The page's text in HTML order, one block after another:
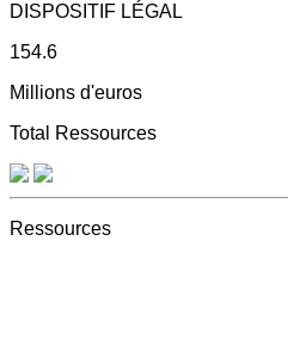
DISPOSITIF LÉGAL
154.6
Millions d'euros
Total Ressources
Ressources